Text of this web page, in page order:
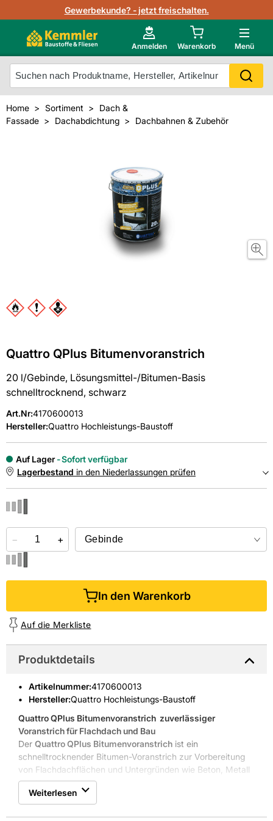
Gewerbekunde? - jetzt freischalten.
Anmelden Warenkorb Menü
Lagerbestand in Echtzeit
Nutzerverwaltung
Photovoltaik Konfigurator
Projektlisten
Technische Daten & Merkblätter
Neu im Onlineshop?
Mein Konto
Meistverkaufte Produkte
Home Sortiment
Dach &
Fassade
Dachabdichtung Dachbahnen & Zubehör
Quattro QPlus Bitumenvoranstrich
20 l/Gebinde, Lösungsmittel-/Bitumen-Basis
schnelltrocknend, schwarz
Art.Nr:4170600013
Hersteller:Quattro Hochleistungs-Baustoff
Auf Lager
Sofort verfügbar
Lagerbestand in den Niederlassungen prüfen
Online kaufen &kostenlos
− +
In den Warenkorb
Auf die Merkliste
Produktdetails
Artikelnummer:4170600013
Hersteller:Quattro Hochleistungs-Baustoff
Quattro QPlus Bitumenvoranstrich  zuverlässiger
Voranstrich für Flachdach und Bau
Der Quattro QPlus Bitumenvoranstrich ist ein
schnelltrocknender Bitumen-Voranstrich zur Vorbereitung
von Flachdachflächen und Untergründen wie Beton, Metall
und Holz.
Gute Haftung auf Beton, Bitumen und Metall
Hohe Penetration bei geringem Verbrauch
Weiterlesen